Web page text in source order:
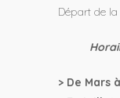
Départ de
> De Mars